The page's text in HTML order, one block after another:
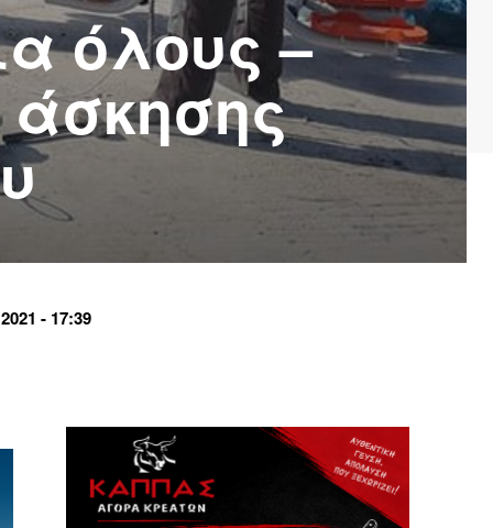
όλους –
- 17:39